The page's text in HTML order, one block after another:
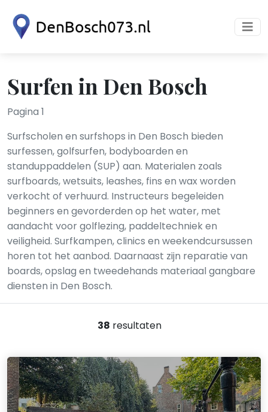
Surfen in Den Bosch
Pagina 1
Surfscholen en surfshops in Den Bosch bieden
surfessen, golfsurfen, bodyboarden en
standuppaddelen (SUP) aan. Materialen zoals
surfboards, wetsuits, leashes, fins en wax worden
verkocht of verhuurd. Instructeurs begeleiden
beginners en gevorderden op het water, met
aandacht voor golflezing, paddeltechniek en
veiligheid. Surfkampen, clinics en weekendcursussen
horen tot het aanbod. Daarnaast zijn reparatie van
boards, opslag en tweedehands materiaal gangbare
diensten in Den Bosch.
38 resultaten